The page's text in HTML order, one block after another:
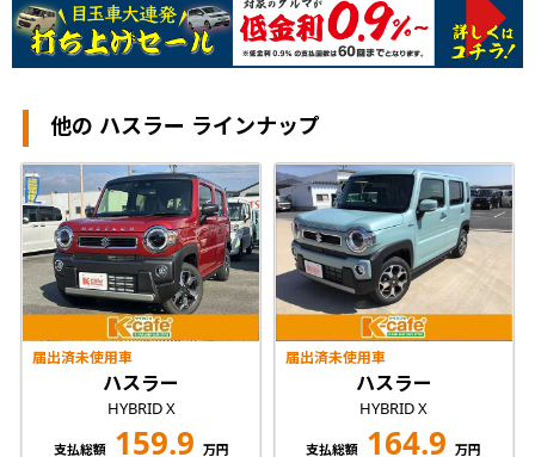
他の ハスラー ラインナップ
届出済未使用車
ハスラー
HYBRID X
支払総額 159.9 万円
届出済未使用車
ハスラー
HYBRID X
支払総額 164.9 万円